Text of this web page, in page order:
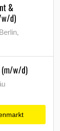
&
d)
w/d)